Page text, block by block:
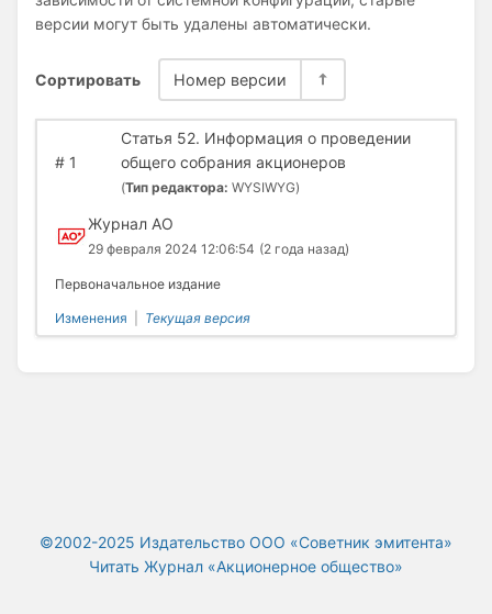
версии могут быть удалены автоматически.
Сортировать Номер версии
#1
Статья 52. Информация о проведении
общего собрания акционеров
(Тип редактора: WYSIWYG)
Журнал АО
29 февраля 2024 12:06:54 (2 года назад)
Первоначальное издание
Изменения Текущая версия
©2002-2025 Издательство ООО «‎Советник эмитента»
Читать Журнал «Акционерное общество»